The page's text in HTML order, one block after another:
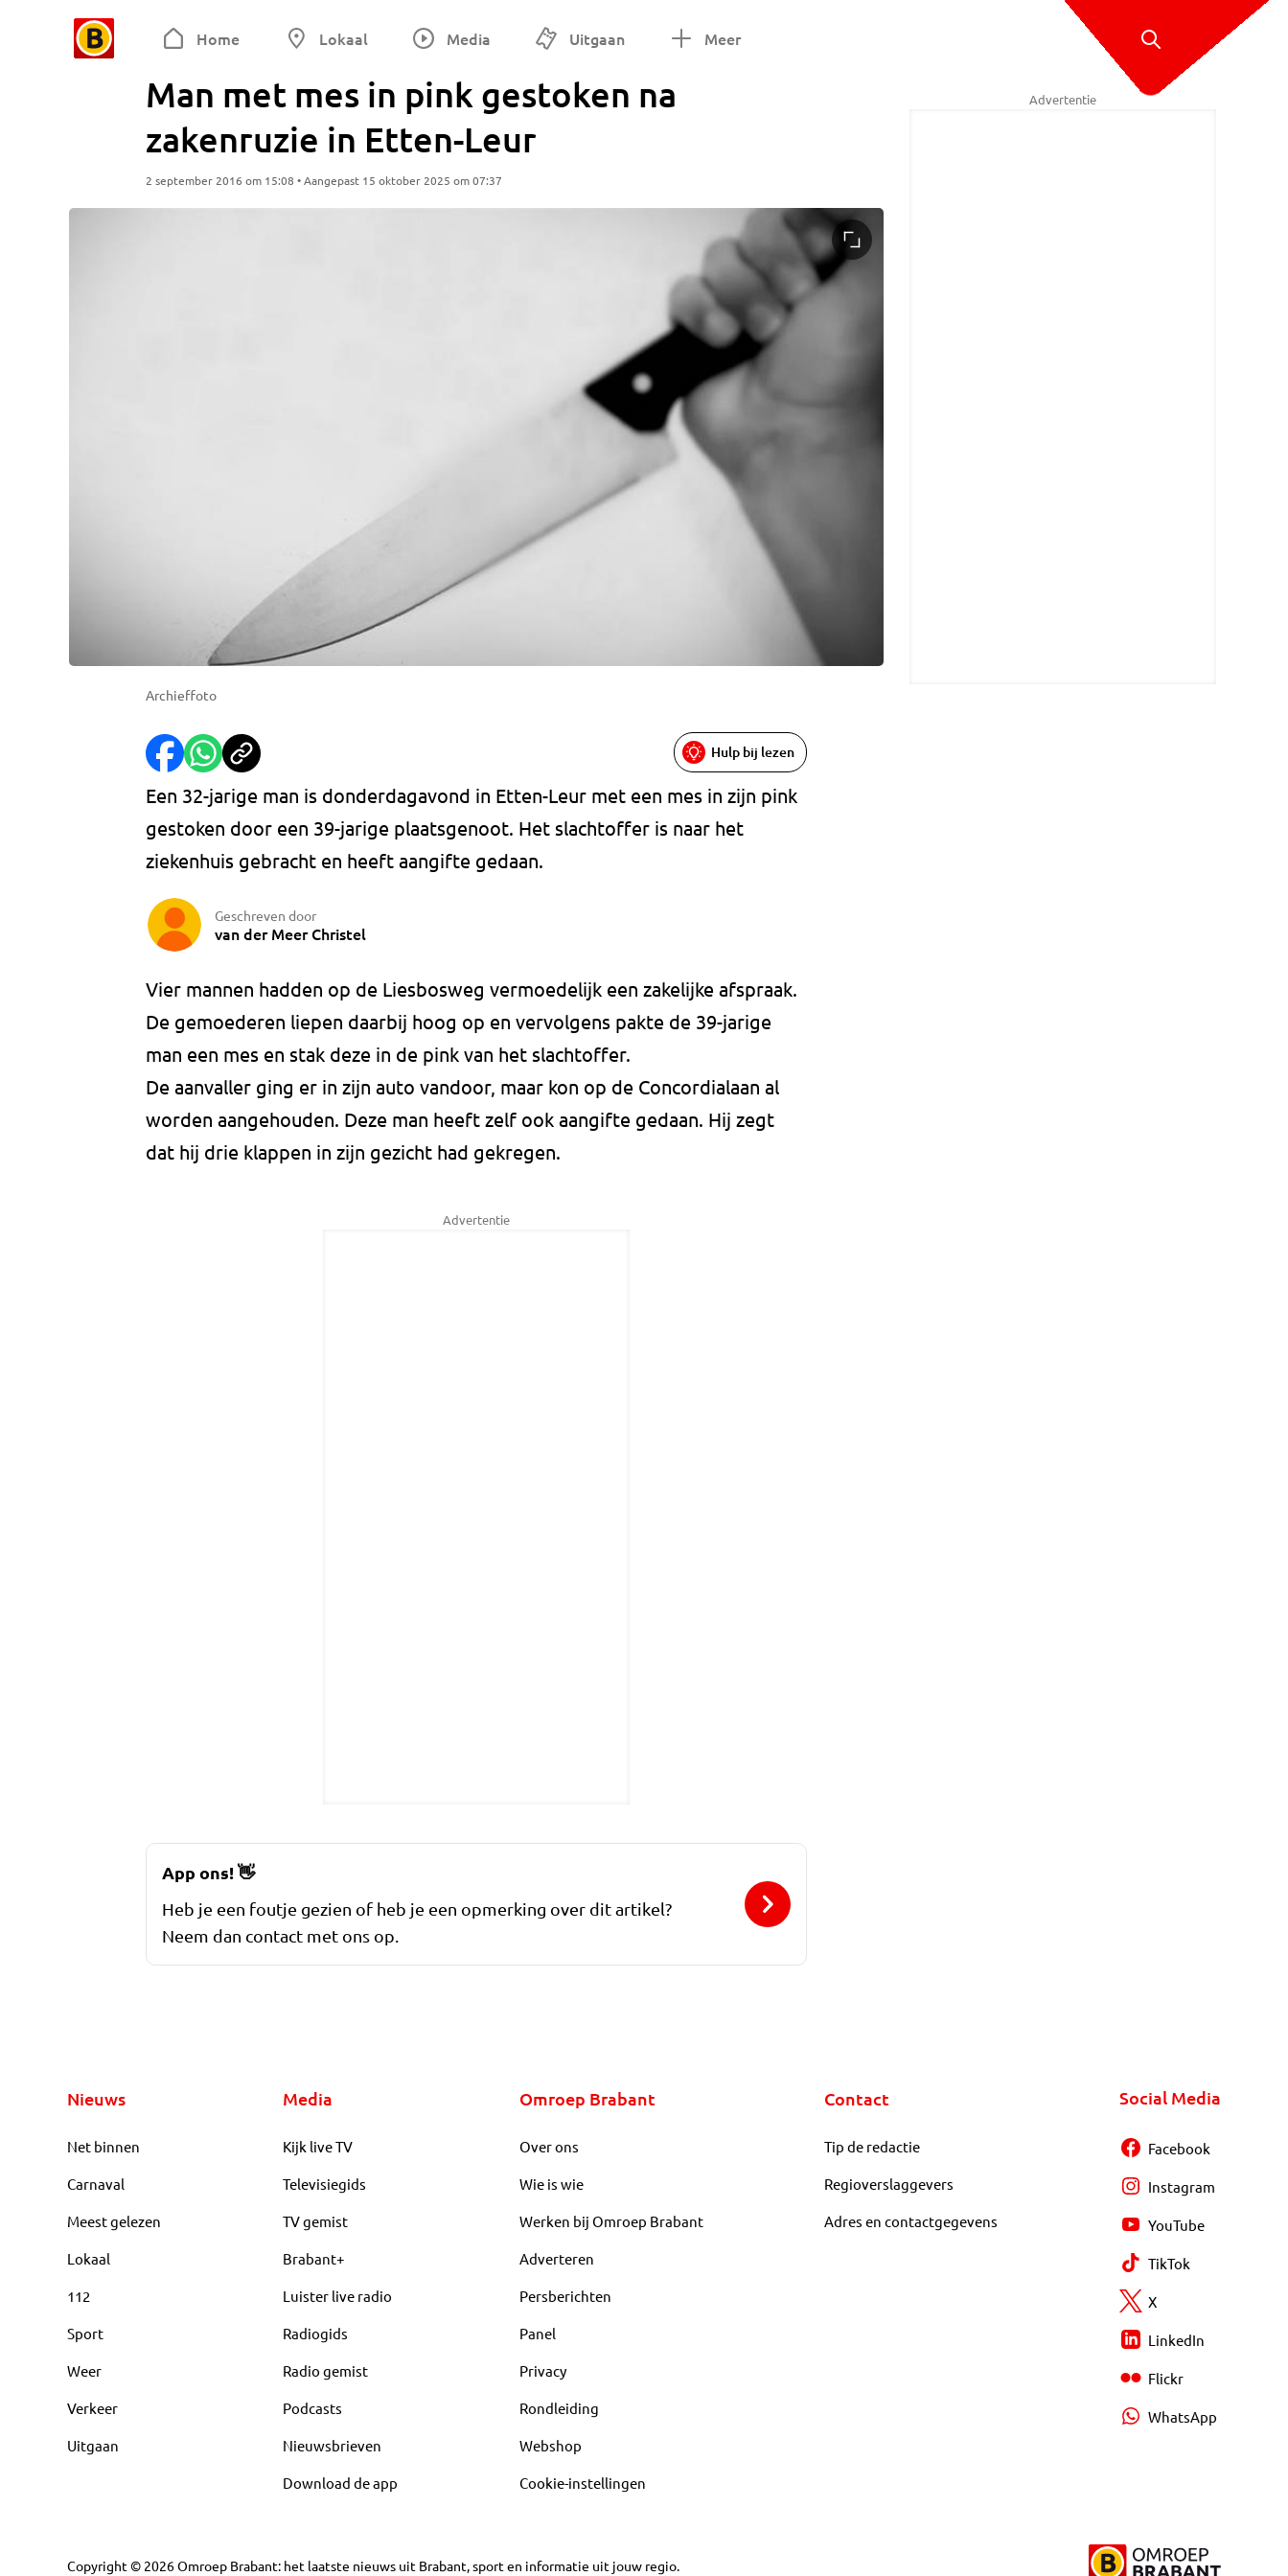
Home Lokaal Media Uitgaan Meer
Man met mes in pink gestoken na
zakenruzie in Etten-Leur
2 september 2016 om 15:08 • Aangepast 15 oktober 2025 om 07:37
Archieffoto
Hulp bij lezen
Een 32-jarige man is donderdagavond in Etten-Leur met een mes in zijn pink
gestoken door een 39-jarige plaatsgenoot. Het slachtoffer is naar het
ziekenhuis gebracht en heeft aangifte gedaan.
Geschreven door
van der Meer Christel
Vier mannen hadden op de Liesbosweg vermoedelijk een zakelijke afspraak.
De gemoederen liepen daarbij hoog op en vervolgens pakte de 39-jarige
man een mes en stak deze in de pink van het slachtoffer.
De aanvaller ging er in zijn auto vandoor, maar kon op de Concordialaan al
worden aangehouden. Deze man heeft zelf ook aangifte gedaan. Hij zegt
dat hij drie klappen in zijn gezicht had gekregen.
Advertentie
Advertentie
App ons!👋
Heb je een foutje gezien of heb je een opmerking over dit artikel?
Neem dan contact met ons op.
Nieuws
Net binnen
Carnaval
Meest gelezen
Lokaal
112
Sport
Weer
Verkeer
Uitgaan
Media
Kijk live TV
Televisiegids
TV gemist
Brabant+
Luister live radio
Radiogids
Radio gemist
Podcasts
Nieuwsbrieven
Download de app
Omroep Brabant
Over ons
Wie is wie
Werken bij Omroep Brabant
Adverteren
Persberichten
Panel
Privacy
Rondleiding
Webshop
Cookie-instellingen
Contact
Tip de redactie
Regioverslaggevers
Adres en contactgegevens
Social Media
Facebook
Instagram
YouTube
TikTok
X
LinkedIn
Flickr
WhatsApp
Copyright © 2026Omroep Brabant: het laatste nieuws uit Brabant, sport en informatie uit jouw regio.